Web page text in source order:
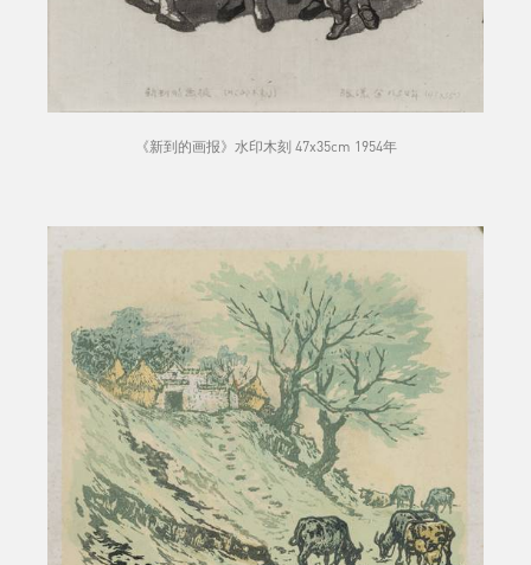
《新到的画报》水印木刻 47x35cm 1954年